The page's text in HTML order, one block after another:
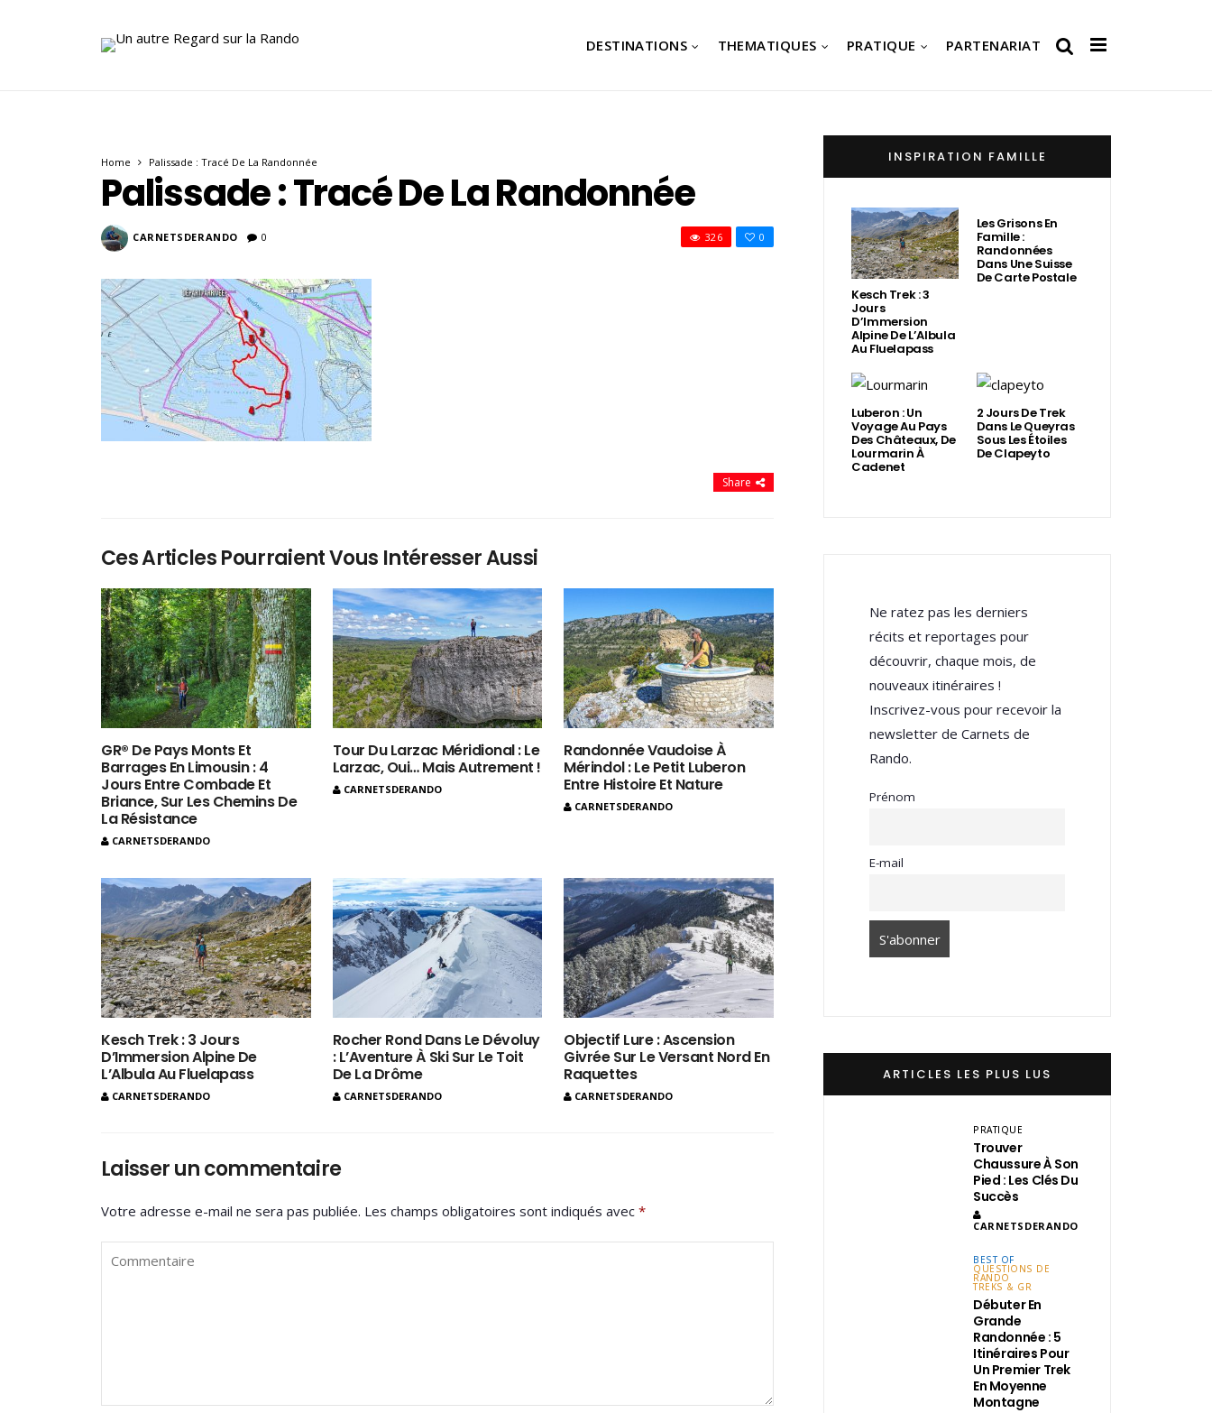
DESTINATIONS THEMATIQUES PRATIQUE PARTENARIAT
Home Palissade : Tracé De La Randonnée
Palissade : Tracé De La Randonnée
CARNETSDERANDO 0 0
326
Share
Ces Articles Pourraient Vous Intéresser Aussi
GR® De Pays Monts Et
Barrages En Limousin : 4
Jours Entre Combade Et
Briance, Sur Les Chemins De
La Résistance
CARNETSDERANDO
Tour Du Larzac Méridional : Le
Larzac, Oui… Mais Autrement !
CARNETSDERANDO
Randonnée Vaudoise À
Mérindol : Le Petit Luberon
Entre Histoire Et Nature
CARNETSDERANDO
Kesch Trek : 3 Jours
D’Immersion Alpine De
L’Albula Au Fluelapass
CARNETSDERANDO
Rocher Rond Dans Le Dévoluy
: L’Aventure À Ski Sur Le Toit
De La Drôme
CARNETSDERANDO
Objectif Lure : Ascension
Givrée Sur Le Versant Nord En
Raquettes
CARNETSDERANDO
Laisser un commentaire
Votre adresse e-mail ne sera pas publiée. Les champs obligatoires sont indiqués avec *
INSPIRATION FAMILLE
Kesch Trek : 3
Jours
D’Immersion
Alpine De L’Albula
Au Fluelapass
Les Grisons En
Famille :
Randonnées
Dans Une Suisse
De Carte Postale
Luberon : Un
Voyage Au Pays
Des Châteaux, De
Lourmarin À
Cadenet
2 Jours De Trek
Dans Le Queyras
Sous Les Étoiles
De Clapeyto
Ne ratez pas les derniers
récits et reportages pour
découvrir, chaque mois, de
nouveaux itinéraires !
Inscrivez-vous pour recevoir la
newsletter de Carnets de
Rando.
Prénom
E-mail
ARTICLES LES PLUS LUS
PRATIQUE
Trouver
Chaussure À Son
Pied : Les Clés Du
Succès
CARNETSDERANDO
BEST OF
QUESTIONS DE
RANDO
TREKS & GR
Débuter En
Grande
Randonnée : 5
Itinéraires Pour
Un Premier Trek
En Moyenne
Montagne